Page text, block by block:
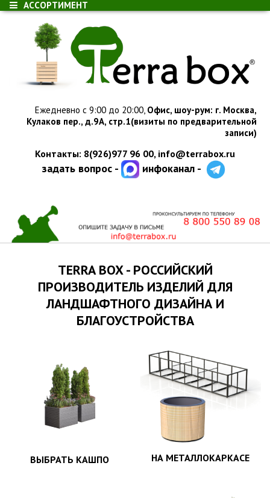
АССОРТИМЕНТ
Ежедневно с 9:00 до 20:00, Офис, шоу-рум: г. Москва,
Кулаков пер., д.9А, стр.1(визиты по предварительной
записи)
Контакты: 8(926)977 96 00, info@terrabox.ru
задать вопрос - инфоканал -
TERRA BOX - РОССИЙСКИЙ
ПРОИЗВОДИТЕЛЬ ИЗДЕЛИЙ ДЛЯ
ЛАНДШАФТНОГО ДИЗАЙНА И
БЛАГОУСТРОЙСТВА
ВЫБРАТЬ КАШПО НА МЕТАЛЛОКАРКАСЕ